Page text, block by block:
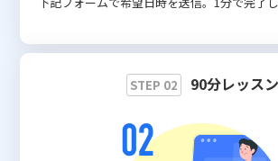
STEP 02 90分レッスン